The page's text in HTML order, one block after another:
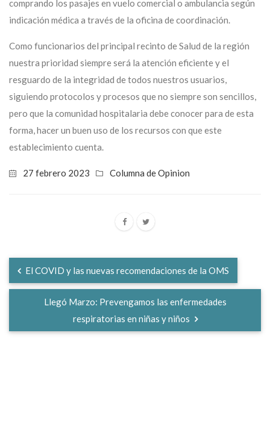
comprando los pasajes en vuelo comercial o ambulancia según
indicación médica a través de la oficina de coordinación.
Como funcionarios del principal recinto de Salud de la región
nuestra prioridad siempre será la atención eficiente y el
resguardo de la integridad de todos nuestros usuarios,
siguiendo protocolos y procesos que no siempre son sencillos,
pero que la comunidad hospitalaria debe conocer para de esta
forma, hacer un buen uso de los recursos con que este
establecimiento cuenta.
27 febrero 2023 Columna de Opinion
El COVID y las nuevas recomendaciones de la OMS
Llegó Marzo: Prevengamos las enfermedades
respiratorias en niñas y niños